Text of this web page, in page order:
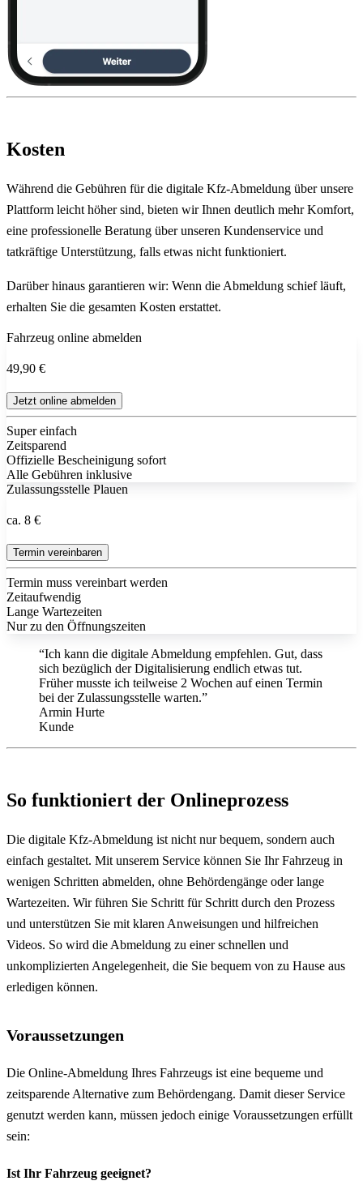
Kosten
Während die Gebühren für die digitale Kfz-Abmeldung über unsere
Plattform leicht höher sind, bieten wir Ihnen deutlich mehr Komfort,
eine professionelle Beratung über unseren Kundenservice und
tatkräftige Unterstützung, falls etwas nicht funktioniert.
Darüber hinaus garantieren wir: Wenn die Abmeldung schief läuft,
erhalten Sie die gesamten Kosten erstattet.
Fahrzeug online abmelden
49,90 €
Jetzt online abmelden
Super einfach
Zeitsparend
Offizielle Bescheinigung sofort
Alle Gebühren inklusive
Zulassungsstelle Plauen
ca. 8 €
Termin vereinbaren
Termin muss vereinbart werden
Zeitaufwendig
Lange Wartezeiten
Nur zu den Öffnungszeiten
“Ich kann die digitale Abmeldung empfehlen. Gut, dass
sich bezüglich der Digitalisierung endlich etwas tut.
Früher musste ich teilweise 2 Wochen auf einen Termin
bei der Zulassungsstelle warten.”
Armin Hurte
Kunde
So funktioniert der Onlineprozess
Die digitale Kfz-Abmeldung ist nicht nur bequem, sondern auch
einfach gestaltet. Mit unserem Service können Sie Ihr Fahrzeug in
wenigen Schritten abmelden, ohne Behördengänge oder lange
Wartezeiten. Wir führen Sie Schritt für Schritt durch den Prozess
und unterstützen Sie mit klaren Anweisungen und hilfreichen
Videos. So wird die Abmeldung zu einer schnellen und
unkomplizierten Angelegenheit, die Sie bequem von zu Hause aus
erledigen können.
Voraussetzungen
Die Online-Abmeldung Ihres Fahrzeugs ist eine bequeme und
zeitsparende Alternative zum Behördengang. Damit dieser Service
genutzt werden kann, müssen jedoch einige Voraussetzungen erfüllt
sein:
Ist Ihr Fahrzeug geeignet?